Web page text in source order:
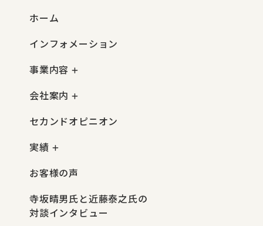
ホーム
インフォメーション
事業内容
会社案内
セカンドオピニオン
実績
お客様の声
寺坂晴男氏と近藤泰之氏の
対談インタビュー